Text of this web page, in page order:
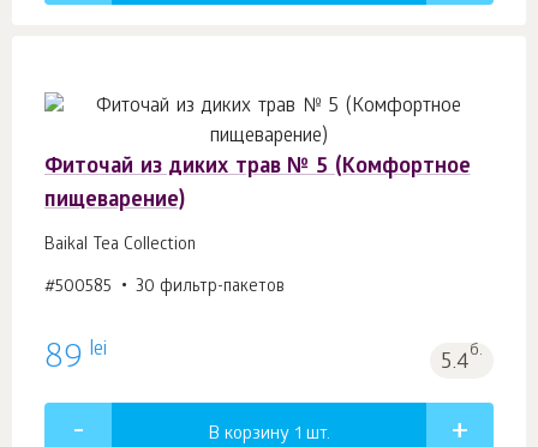
Фиточай из диких трав № 5 (Комфортное
пищеварение)
Baikal Tea Collection
#500585 30 фильтр-пакетов
89 lei 5.4б.
В корзину 1 шт.